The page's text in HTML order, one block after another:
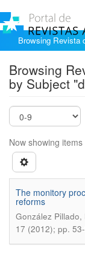
Browsing Revista
Browsing
by Subject
Now showing items
The monitory
reforms
González Pillado,
17 (2012); pp.